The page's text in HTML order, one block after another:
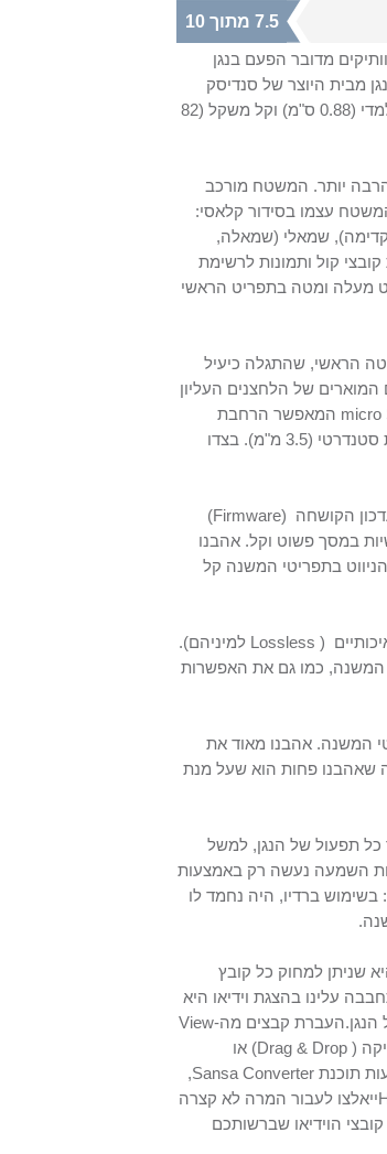
7.5 מתוך 10
מדובר הפעם בנגן
מבית היוצר של סנדיסק
(0.88 ס"מ ) וקל משקל (82
יותר. המשטח מורכב
עצמו בסידור קלאסי:
קדימה), שמאלי (שמאלה,
קול ותמונות לרשימת
מעלה ומטה בתפריט הראשי
הראשי, שהתגלה כיעיל
המוארים של הלחצנים העליון
micro המאפשר הרחבת
סטנדרטי (3.5 מ"מ
). בצדו
הקושחה (
Firmware
)
במסך פשוט וקל. אהבנו
בתפריטי המשנה קל
(
למיניהם).
המשנה, כמו גם את האפשרות
המשנה. אהבנו מאוד את
שאהבנו פחות הוא שעל מנת
כל תפעול של הנגן, למשל
השמעה נעשה רק באמצעות
ברדיו, היה נחמד לו
שניתן למחוק כל קובץ
עלינו בהצגת וידיאו היא
העברת קבצים מה-View
(
Drag & Drop) או
Sansa Converter
,
ייאלצו לעבור המרה לא קצרה
הוידיאו שברשותכם